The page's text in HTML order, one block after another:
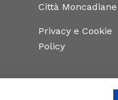
Città Moncadiane
Privacy e Cookie
Policy